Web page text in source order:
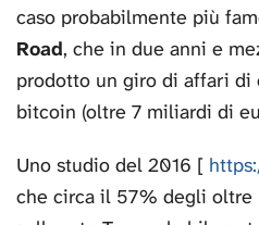
caso probabilmente più
Road, che in due anni e
prodotto un giro di affari
bitcoin (oltre 7 miliardi di
Uno studio del 2016 [
che circa il 57% degli